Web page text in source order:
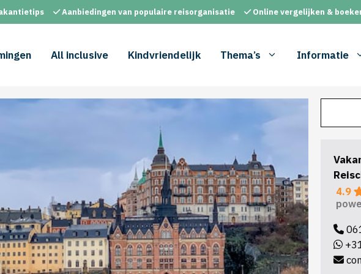
Aanbiedingen van populaire reisorganisatie Online vergelijken &
All inclusive Kindvriendelijk Thema’s Informatie
4.9